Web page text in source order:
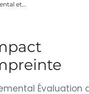
et…
Évaluation